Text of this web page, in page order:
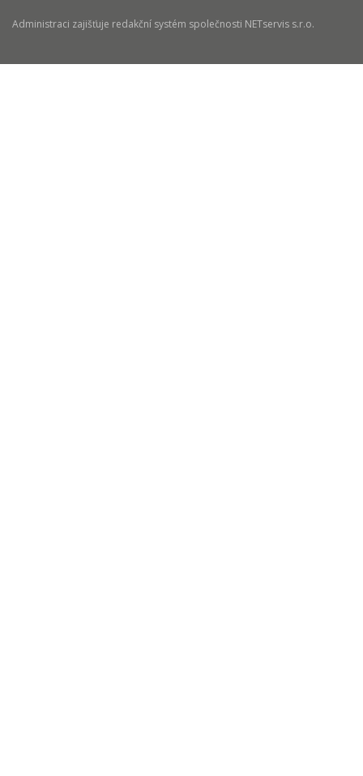
Administraci zajišťuje redakční systém společnosti NETservis s.r.o.